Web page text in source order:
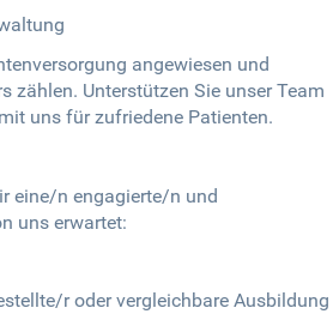
angewiesen und
zählen. Unterstützen Sie unser Team
uns für zufriedene Patienten.
eine/n engagierte/n und
uns erwartet:
r oder vergleichbare Ausbildung